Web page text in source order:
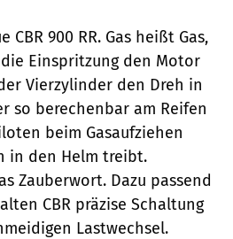
CBR 900 RR. Gas heißt Gas,
Einspritzung den Motor
Vierzylinder den Dreh in
so berechenbar am Reifen
beim Gasaufziehen
in den Helm treibt.
Zauberwort. Dazu passend
CBR präzise Schaltung
Lastwechsel.